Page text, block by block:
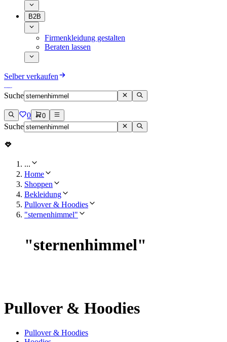
B2B
Firmenkleidung gestalten
Beraten lassen
Selber verkaufen
Suche
0 0
Suche
...
Home
Shoppen
Bekleidung
Pullover & Hoodies
"sternenhimmel"
"sternenhimmel"
Pullover & Hoodies
Pullover & Hoodies